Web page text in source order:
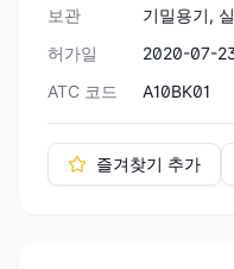
보관
기밀용기,
허가일
2020-07-
ATC 코드
A10BK01
즐겨찾기 추가